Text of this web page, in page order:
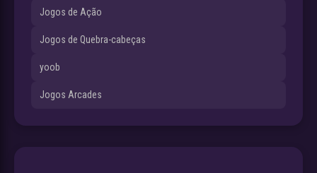
Jogos de Ação
Jogos de Quebra-cabeças
yoob
Jogos Arcades